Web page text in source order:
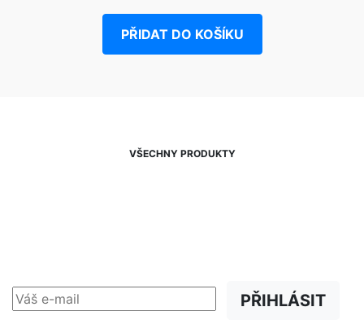
PŘIDAT DO KOŠÍKU
VŠECHNY PRODUKTY
PŘIHLÁSIT